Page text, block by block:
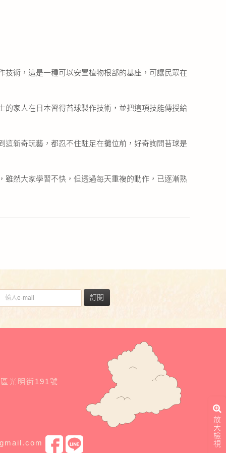
放
大
檢
視
術，這是一種可以安置植物根部的基座，可讓民眾在
家人在日本習得苔球製作技術，並把這項技能傳授給
新奇玩藝，都忍不住駐足在攤位前，好奇詢問苔球是
然大家學習不快，但透過每天重複的動作，已逐漸熟
訂閱
光明街191號